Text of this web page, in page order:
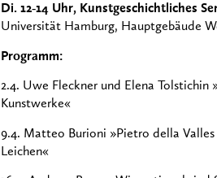
Di. 12‐14 Uhr, Kunstgeschichtliches
Universität Hamburg, Hauptgebäude
Programm:
2.4. Uwe Fleckner und Elena Tolstichin
Kunstwerke«
9.4. Matteo Burioni »Pietro della
Leichen«